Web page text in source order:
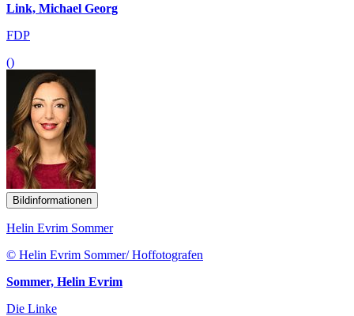
Link, Michael Georg
FDP
()
Bildinformationen
Helin Evrim Sommer
© Helin Evrim Sommer/ Hoffotografen
Sommer, Helin Evrim
Die Linke